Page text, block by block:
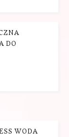
DO
WODA